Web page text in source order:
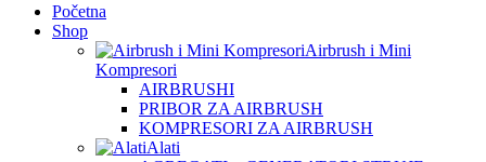
Početna
Shop
Airbrush i Mini
Kompresori
AIRBRUSHI
PRIBOR ZA AIRBRUSH
KOMPRESORI ZA AIRBRUSH
Alati